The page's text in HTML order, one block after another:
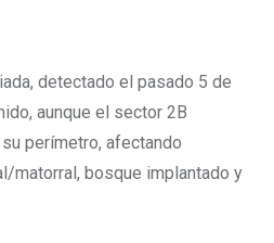
detectado el pasado 5 de
aunque el sector 2B
perímetro, afectando
matorral, bosque implantado y